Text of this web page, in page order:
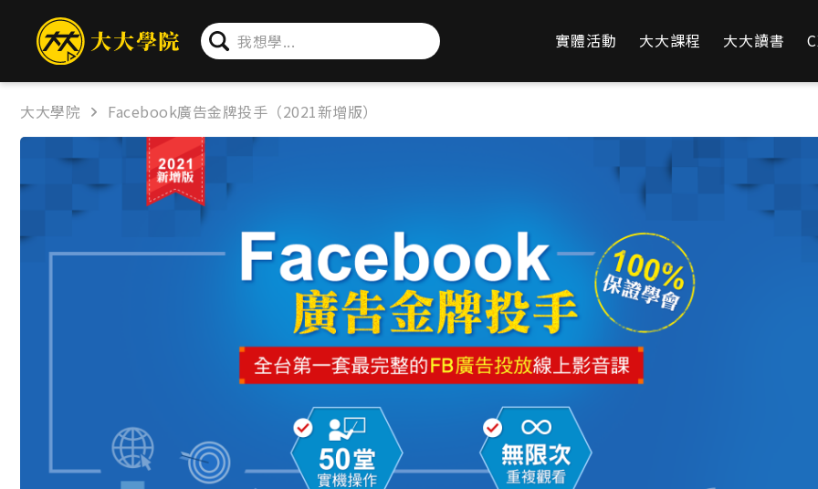
實體活動 大大課程 大大讀書
簡介 章節 問卷 FAQ
大大學院 Facebook廣告金牌投手（2021新增版）